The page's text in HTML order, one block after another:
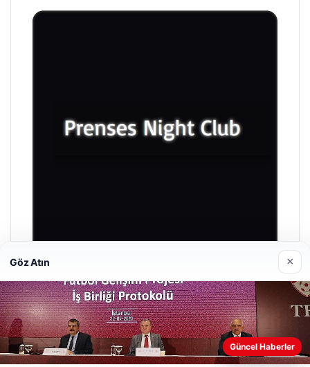
Prenses Night Club
Nisan 29, 2026
Web sitemizi nasıl kullandığınızı daha iyi anlayabilmek,
Göz Atın ×
Güncel Haberler